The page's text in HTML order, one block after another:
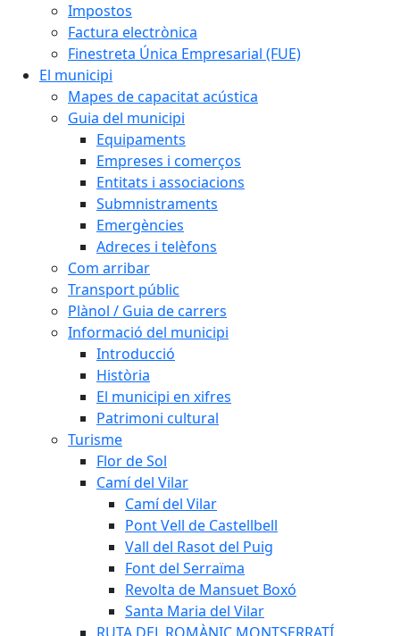
Impostos
Factura electrònica
Finestreta Única Empresarial (FUE)
El municipi
Mapes de capacitat acústica
Guia del municipi
Equipaments
Empreses i comerços
Entitats i associacions
Submnistraments
Emergències
Adreces i telèfons
Com arribar
Transport públic
Plànol / Guia de carrers
Informació del municipi
Introducció
Història
El municipi en xifres
Patrimoni cultural
Turisme
Flor de Sol
Camí del Vilar
Camí del Vilar
Pont Vell de Castellbell
Vall del Rasot del Puig
Font del Serraïma
Revolta de Mansuet Boxó
Santa Maria del Vilar